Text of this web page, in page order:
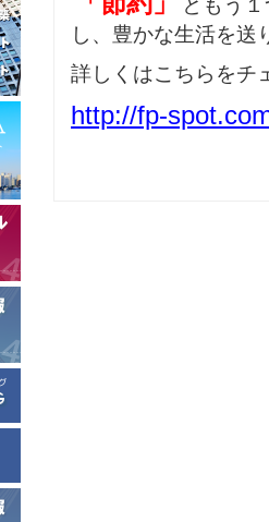
し、豊かな生活を送
詳しくはこちらをチ
http://fp-